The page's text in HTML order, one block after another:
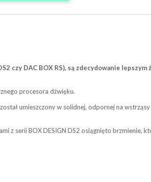
czy DAC BOX RS), są zdecydowanie lepszym
procesora dźwięku.
umieszczony w solidnej, odpornej na wstrząsy
z serii BOX DESIGN DS2 osiągnięto brzmienie,